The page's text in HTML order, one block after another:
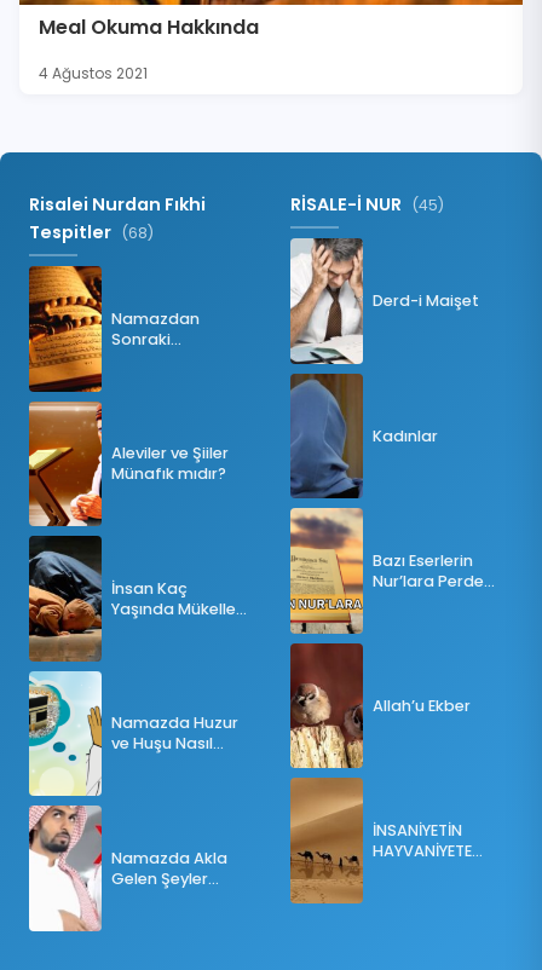
Meal Okuma Hakkında
4 Ağustos 2021
Risalei Nurdan Fıkhi
Tespitler (68)
Namazdan
Sonraki
Aleviler ve Şiiler
Münafık mıdır?
İnsan Kaç
Yaşında Mükellef
Namazda Huzur
ve Huşu Nasıl
Namazda Akla
Gelen Şeyler
RİSALE-İ NUR (45)
Derd-i Maişet
Kadınlar
Bazı Eserlerin
Nur’lara Perde
Allah’u Ekber
İNSANİYETİN
HAYVANİYETE